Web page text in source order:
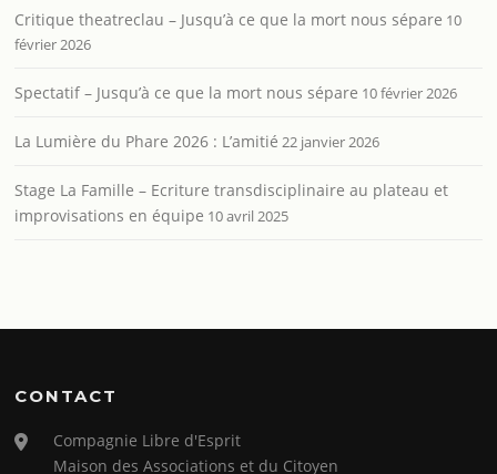
Critique theatreclau – Jusqu’à ce que la mort nous sépare 10
février 2026
Spectatif – Jusqu’à ce que la mort nous sépare 10 février 2026
La Lumière du Phare 2026 : L’amitié 22 janvier 2026
Stage La Famille – Ecriture transdisciplinaire au plateau et
improvisations en équipe 10 avril 2025
CONTACT
Compagnie Libre d'Esprit
Maison des Associations et du Citoyen